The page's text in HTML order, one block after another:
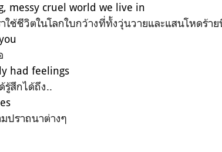
messy cruel world we live in
ใช้ชีวิตในโลกใบกว้างที่ทั้งวุ่นวายและแสนโหดร้า
had feelings
รู้สึกได้ถึง..
ปราถนาต่างๆ